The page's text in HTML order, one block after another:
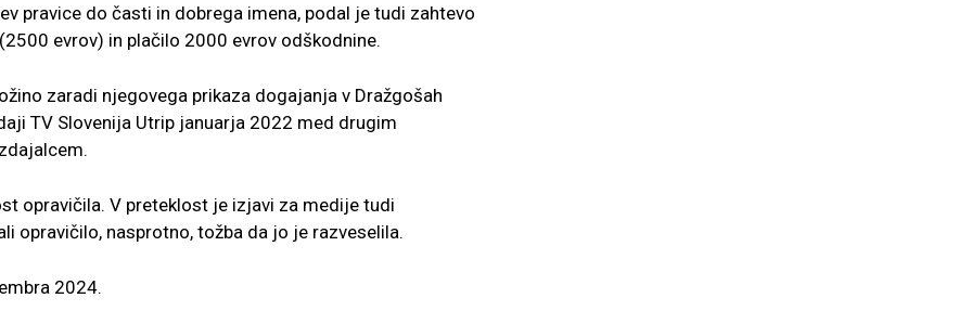
pravice do časti in dobrega imena, podal je tudi zahtevo
evrov) in plačilo 2000 evrov odškodnine.
zaradi njegovega prikaza dogajanja v Dražgošah
TV Slovenija Utrip januarja 2022 med drugim
opravičila. V preteklost je izjavi za medije tudi
opravičilo, nasprotno, tožba da jo je razveselila.
2024.